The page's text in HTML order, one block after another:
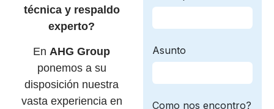
técnica y respaldo
experto?
En AHG Group
ponemos a su
disposición nuestra
vasta experiencia en